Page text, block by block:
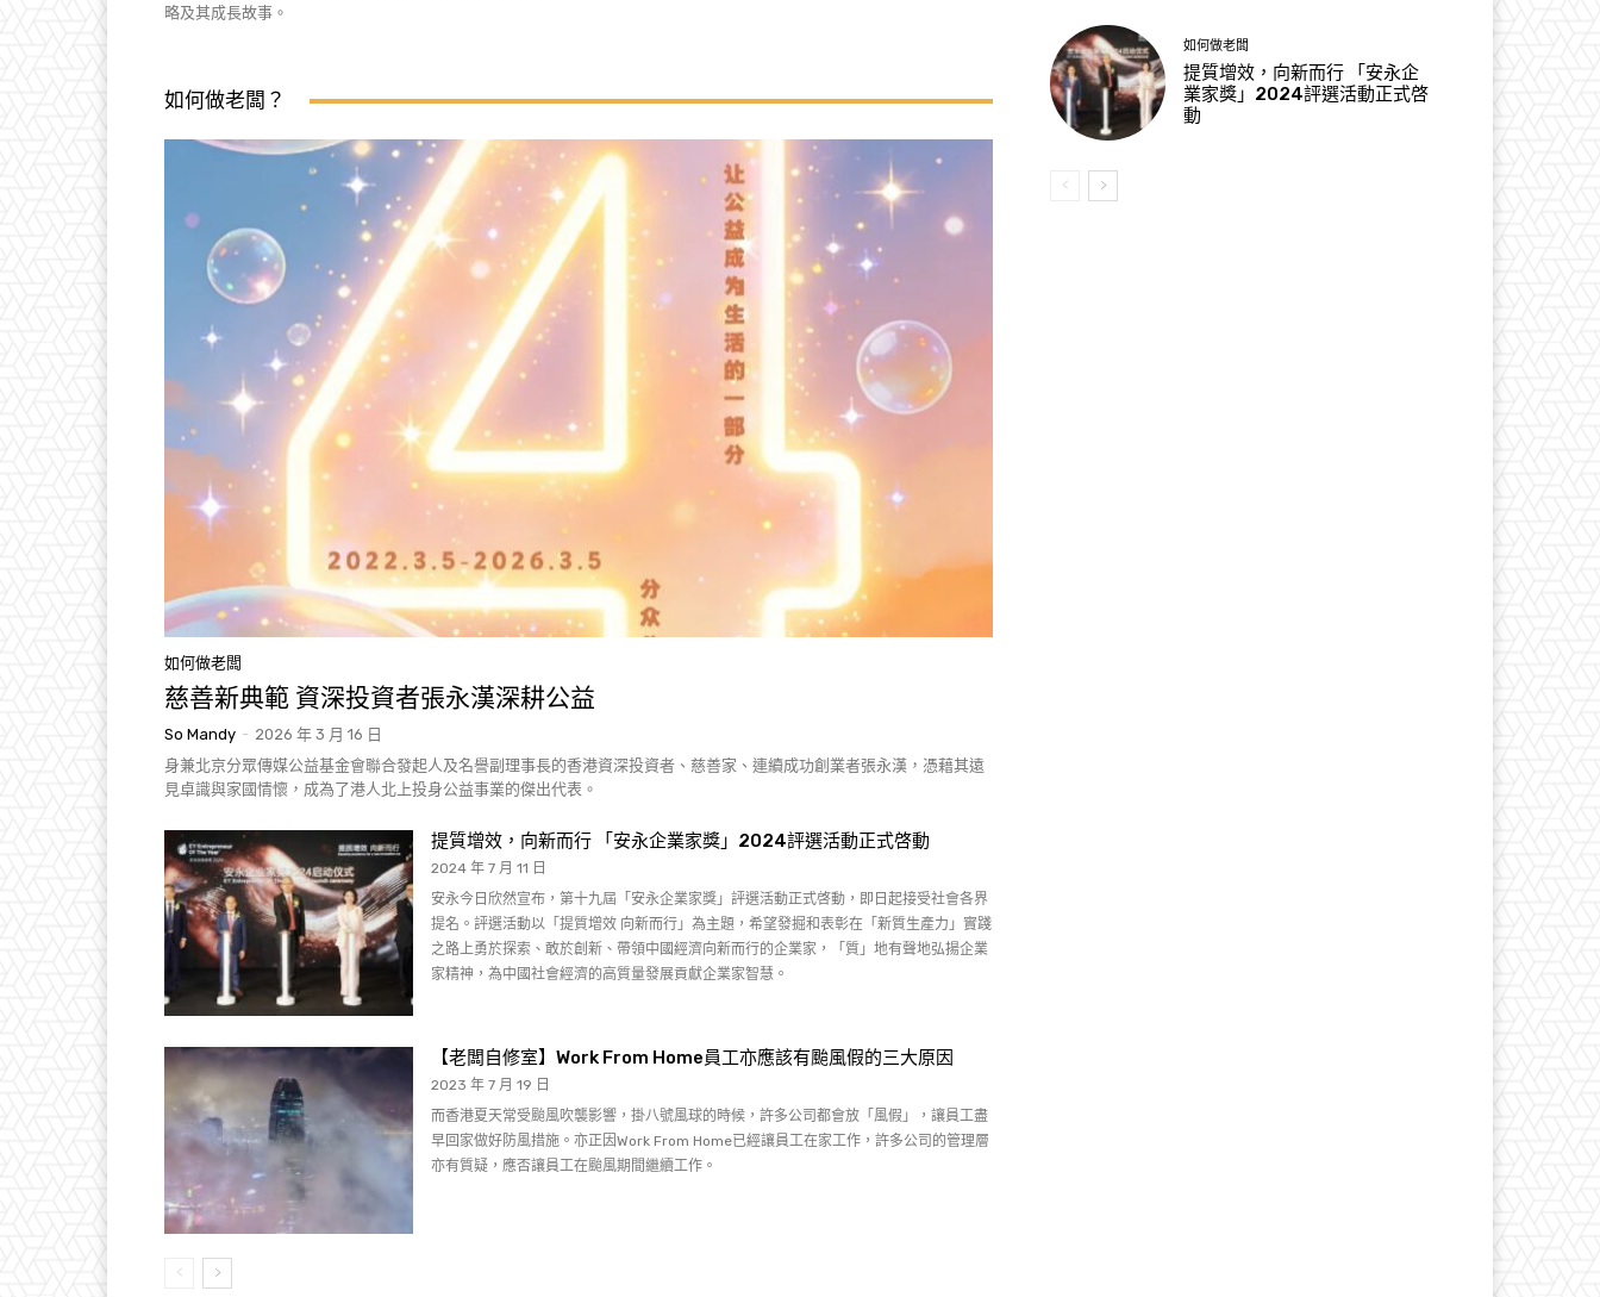
略及其成長故事。
如何做老闆？
如何做老闆
慈善新典範 資深投資者張永漢深耕公益
So Mandy - 2026 年 3 月 16 日
身兼北京分眾傳媒公益基金會聯合發起人及名譽副理事長的香港資深投資者、慈善家、連續成功創業者張永漢，憑藉其遠
見卓識與家國情懷，成為了港人北上投身公益事業的傑出代表。
提質增效，向新而行 「安永企業家獎」2024評選活動正式啓動
2024 年 7 月 11 日
安永今日欣然宣布，第十九屆「安永企業家獎」評選活動正式啓動，即日起接受社會各界
提名。評選活動以「提質增效 向新而行」為主題，希望發掘和表彰在「新質生產力」實踐
之路上勇於探索、敢於創新、帶領中國經濟向新而行的企業家，「質」地有聲地弘揚企業
家精神，為中國社會經濟的高質量發展貢獻企業家智慧。
【老闆自修室】Work From Home員工亦應該有颱風假的三大原因
2023 年 7 月 19 日
而香港夏天常受颱風吹襲影響，掛八號風球的時候，許多公司都會放「風假」，讓員工盡
早回家做好防風措施。亦正因Work From Home已經讓員工在家工作，許多公司的管理層
亦有質疑，應否讓員工在颱風期間繼續工作。
如何做老闆
提質增效，向新而行 「安永企
業家獎」2024評選活動正式啓
動